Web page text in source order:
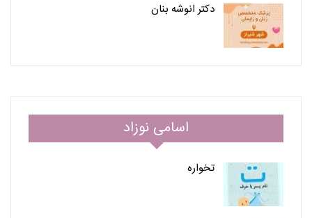
دکتر انوشه بنان
اسامی نوزاد
تخواره